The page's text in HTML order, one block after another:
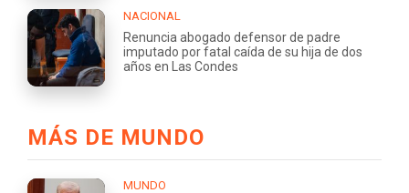
NACIONAL
Renuncia abogado defensor de padre
imputado por fatal caída de su hija de dos
años en Las Condes
MÁS DE MUNDO
MUNDO